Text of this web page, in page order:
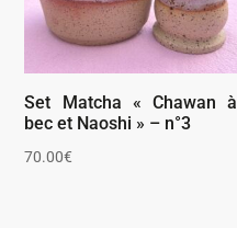
Set Matcha « Chawan à
bec et Naoshi » – n°3
70.00€